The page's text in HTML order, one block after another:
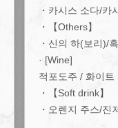
・카시스 소다/카
・【Others】
・신의 하(보리)/
· [Wine]
적포도주 / 화이트
・【Soft drink】
・오렌지 주스/진
この
【단품 음료 무제한